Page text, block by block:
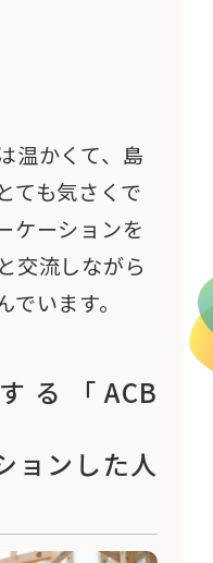
温かくて、島
ても気さくで
ケーションを
交流しながら
います。
る「ACB
ョンした人